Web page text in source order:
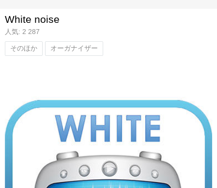
White noise
人気: 2 287
そのほか オーガナイザー